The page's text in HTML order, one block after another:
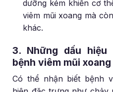
dưỡng kém khiến cơ
viêm mũi xoang mà
khác.
3. Những dấu
bệnh viêm mũi xoang
Có thể nhận biết bệnh